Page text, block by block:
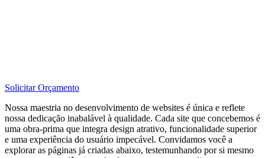
Solicitar Orçamento
Nossa maestria no desenvolvimento de websites é única e reflete
nossa dedicação inabalável à qualidade. Cada site que concebemos é
uma obra-prima que integra design atrativo, funcionalidade superior
e uma experiência do usuário impecável. Convidamos você a
explorar as páginas já criadas abaixo, testemunhando por si mesmo